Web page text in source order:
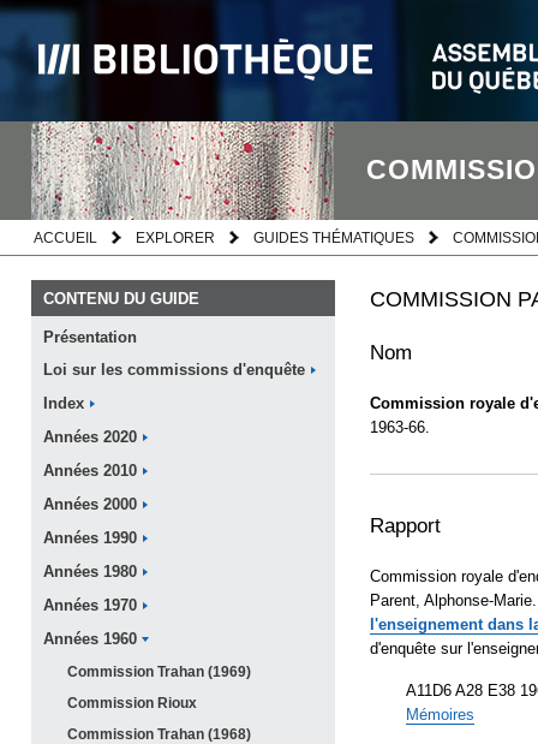
ACCUEIL EXPLORER GUIDES THÉMATIQUES
CONTENU DU GUIDE
Présentation
Loi sur les commissions d'enquête
Index
Années 2020
Années 2010
Années 2000
Années 1990
Années 1980
Années 1970
Années 1960
Commission Trahan (1969)
Commission Rioux
Commission Trahan (1968)
COMMISSION
Nom
Commission royale
1963-66.
Rapport
Commission royale
Parent, Alphonse-
l'enseignement dans
d'enquête sur
A11D6 A28 E38
Mémoires